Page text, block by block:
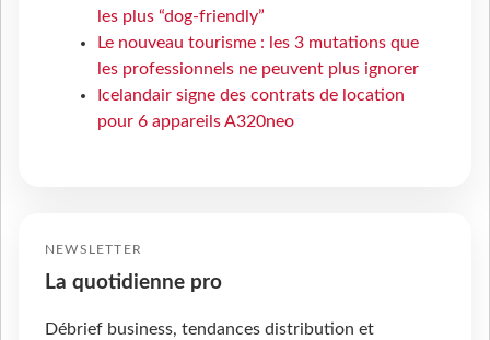
les plus “dog-friendly”
Le nouveau tourisme : les 3 mutations que
les professionnels ne peuvent plus ignorer
Icelandair signe des contrats de location
pour 6 appareils A320neo
NEWSLETTER
La quotidienne pro
Débrief business, tendances distribution et